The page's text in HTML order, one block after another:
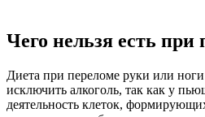
Чего нельзя есть при
Диета при переломе руки или
исключить алкоголь, так как у
деятельность клеток,